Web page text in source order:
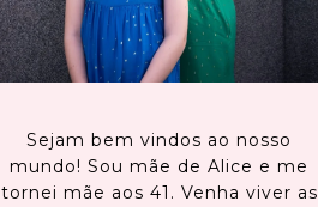
Sejam bem vindos ao nosso
mundo! Sou mãe de Alice e me
tornei mãe aos 41. Venha viver as